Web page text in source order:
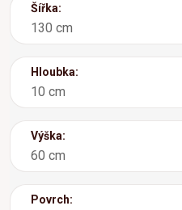
Šířka:
130 cm
Hloubka:
10 cm
Výška:
60 cm
Povrch: